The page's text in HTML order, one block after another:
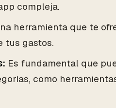
compleja.
herramienta que te
tus gastos.
Es fundamental que
como